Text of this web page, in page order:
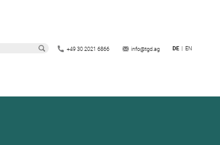
+49 30 2021 6866 info@tgd.ag DE EN